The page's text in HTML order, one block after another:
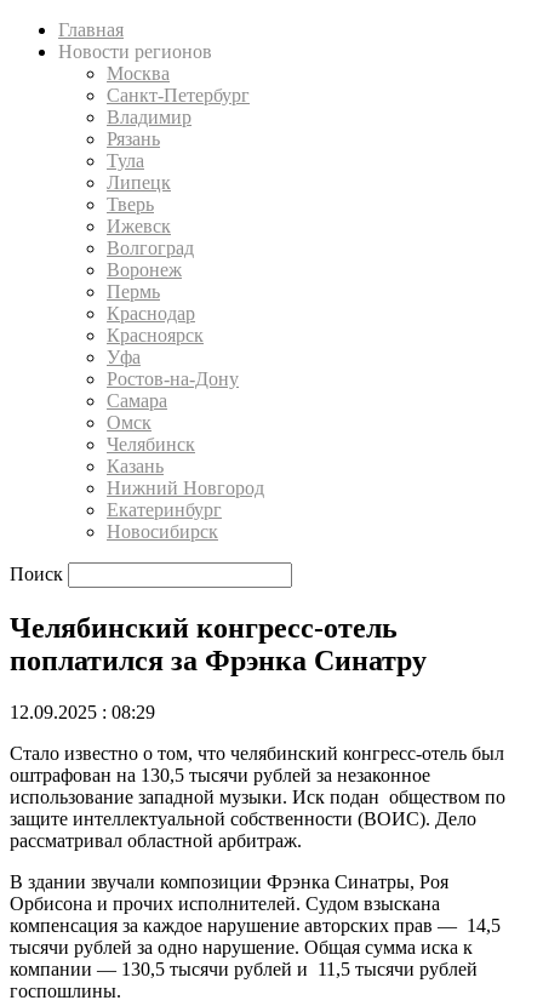
Главная
Новости регионов
Москва
Санкт-Петербург
Владимир
Рязань
Тула
Липецк
Тверь
Ижевск
Волгоград
Воронеж
Пермь
Краснодар
Красноярск
Уфа
Ростов-на-Дону
Самара
Омск
Челябинск
Казань
Нижний Новгород
Екатеринбург
Новосибирск
Поиск
Челябинский конгресс-отель
поплатился за Фрэнка Синатру
12.09.2025 : 08:29
Стало известно о том, что челябинский конгресс-отель был
оштрафован на 130,5 тысячи рублей за незаконное
использование западной музыки. Иск подан обществом по
защите интеллектуальной собственности (ВОИС). Дело
рассматривал областной арбитраж.
В здании звучали композиции Фрэнка Синатры, Роя
Орбисона и прочих исполнителей. Судом взыскана
компенсация за каждое нарушение авторских прав — 14,5
тысячи рублей за одно нарушение. Общая сумма иска к
компании — 130,5 тысячи рублей и 11,5 тысячи рублей
госпошлины.